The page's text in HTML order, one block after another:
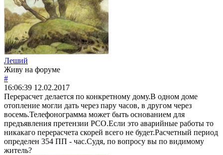
Леший
Живу на форуме
#
16:06:39 12.02.2017
Перерасчет делается по конкретному дому.В одном доме
отопление могли дать через пару часов, в другом через
восемь.Телефонограмма может быть основанием для
предъявления претензии РСО.Если это аварийные работы то
никакаго перерасчета скорей всего не будет.Расчетный период
определен 354 ПП - час.Судя, по вопросу вы по видимому
житель?